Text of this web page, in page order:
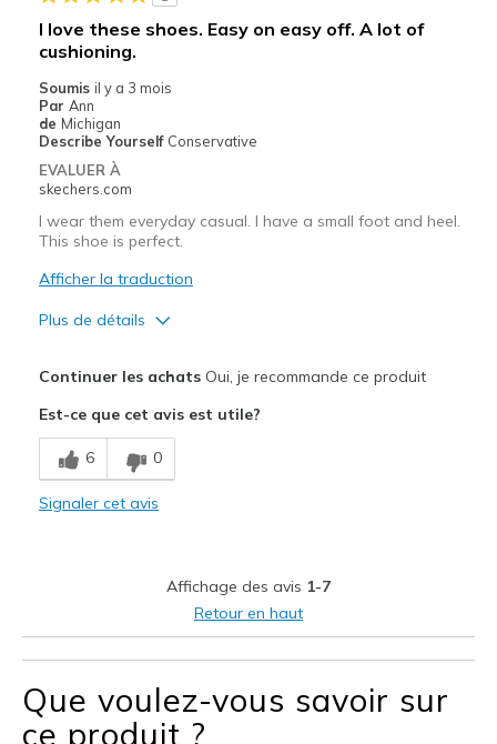
I love these shoes. Easy on easy off. A lot of
cushioning.
Soumis il y a 3 mois
Par Ann
de Michigan
Describe Yourself Conservative
EVALUER À
skechers.com
I wear them everyday casual. I have a small foot and heel.
This shoe is perfect.
Afficher la traduction
Plus de détails
Breathe Well
Comfortable
Les meilleures utilisations
Casual Wear
Width
Feels true to width
Continuer les achatsOui, je recommande ce produit
Est-ce que cet avis est utile?
6 0
Signaler cet avis
Affichage des avis 1-7
Retour en haut
Que voulez-vous savoir sur
ce produit ?